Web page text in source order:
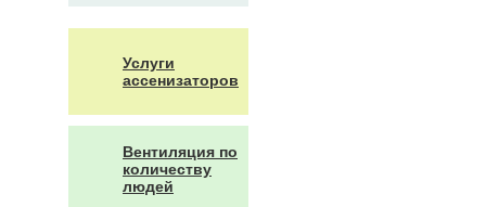
Услуги
ассенизаторов
Вентиляция по
количеству
людей